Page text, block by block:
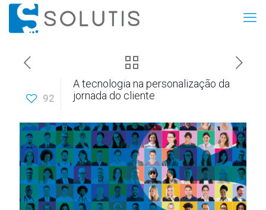
92
A tecnologia na personalização da
jornada do cliente